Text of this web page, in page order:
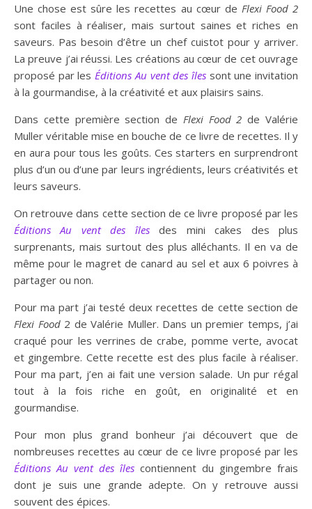
Une chose est sûre les recettes au cœur de Flexi Food 2
sont faciles à réaliser, mais surtout saines et riches en
saveurs. Pas besoin d’être un chef cuistot pour y arriver.
La preuve j’ai réussi. Les créations au cœur de cet ouvrage
proposé par lesÉditions Au vent des îlessont une invitation
à la gourmandise, à la créativité et aux plaisirs sains.
Dans cette première section de Flexi Food 2 de Valérie
Muller véritable mise en bouche de ce livre de recettes. Il y
en aura pour tous les goûts. Ces starters en surprendront
plus d’un ou d’une par leurs ingrédients, leurs créativités et
leurs saveurs.
On retrouve dans cette section de ce livre proposé par les
Éditions Au vent des îlesdes mini cakes des plus
surprenants, mais surtout des plus alléchants. Il en va de
même pour le magret de canard au sel et aux 6 poivres à
partager ou non.
Pour ma part j’ai testé deux recettes de cette section de
Flexi Food2 de Valérie Muller. Dans un premier temps, j’ai
craqué pour les verrines de crabe, pomme verte, avocat
et gingembre. Cette recette est des plus facile à réaliser.
Pour ma part, j’en ai fait une version salade. Un pur régal
tout à la fois riche en goût, en originalité et en
gourmandise.
Pour mon plus grand bonheur j’ai découvert que de
nombreuses recettes au cœur de ce livre proposé par les
Éditions Au vent des îles contiennent du gingembre frais
dont je suis une grande adepte. On y retrouve aussi
souvent des épices.